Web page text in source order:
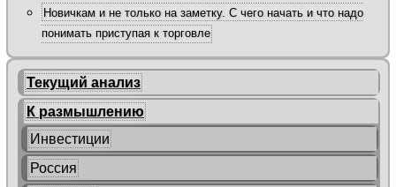
Новичкам и не только на заметку. С чего начать и что надо
понимать приступая к торговле
Текущий анализ
К размышлению
Инвестиции
Россия